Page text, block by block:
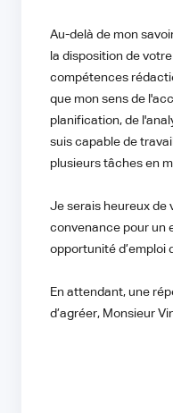
Au-delà de mon
la disposition de
compétences
que mon sens de
planification, de
suis capable de
plusieurs tâches en
Je serais heureux de
convenance pour un
opportunité d’emploi
En attendant, une
d’agréer, Monsieur